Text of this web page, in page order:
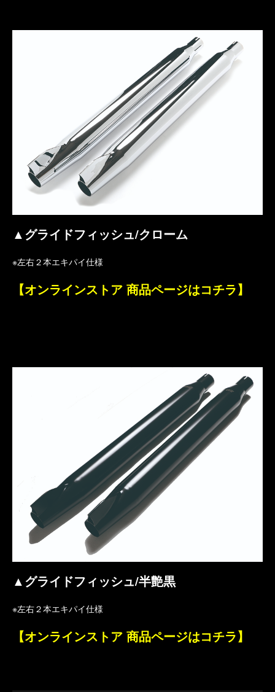
▲グライドフィッシュ/クローム
※左右２本エキパイ仕様
【オンラインストア 商品ページはコチラ】
▲グライドフィッシュ/半艶黒
※左右２本エキパイ仕様
【オンラインストア 商品ページはコチラ】